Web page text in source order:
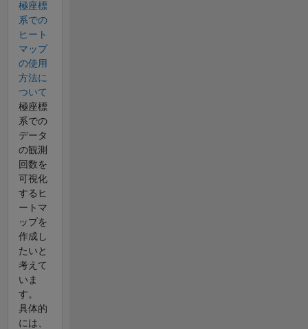
極座標
系での
ヒート
マップ
の使用
方法に
ついて
極座標
系での
データ
の観測
回数を
可視化
するヒ
ートマ
ップを
作成し
たいと
考えて
いま
す。
具体的
には、